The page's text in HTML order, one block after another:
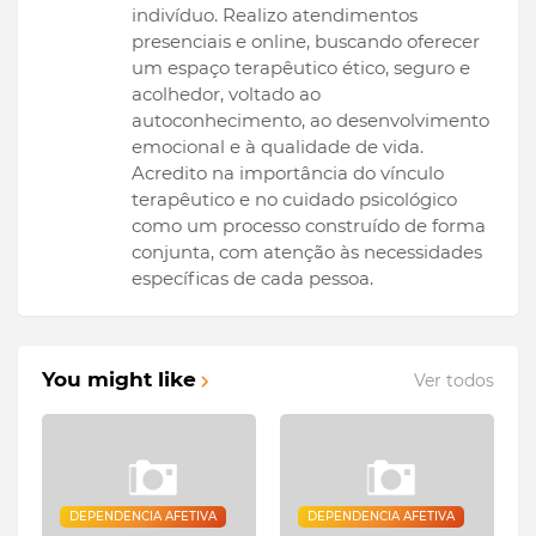
indivíduo. Realizo atendimentos
presenciais e online, buscando oferecer
um espaço terapêutico ético, seguro e
acolhedor, voltado ao
autoconhecimento, ao desenvolvimento
emocional e à qualidade de vida.
Acredito na importância do vínculo
terapêutico e no cuidado psicológico
como um processo construído de forma
conjunta, com atenção às necessidades
específicas de cada pessoa.
You might like Ver todos
DEPENDENCIA AFETIVA DEPENDENCIA AFETIVA